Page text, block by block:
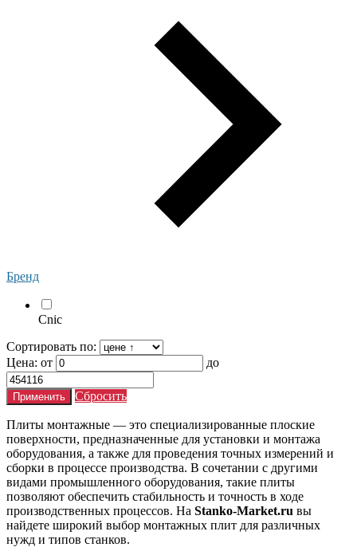
Бренд
Cnic
Сортировать по:
Цена: от до
Сбросить
Плиты монтажные — это специализированные плоские
поверхности, предназначенные для установки и монтажа
оборудования, а также для проведения точных измерений и
сборки в процессе производства. В сочетании с другими
видами промышленного оборудования, такие плиты
позволяют обеспечить стабильность и точность в ходе
производственных процессов. На Stanko-Market.ru вы
найдете широкий выбор монтажных плит для различных
нужд и типов станков.